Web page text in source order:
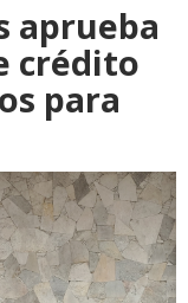
aprueba
crédito
para